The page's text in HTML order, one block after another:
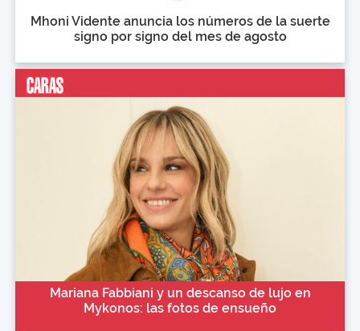
Mhoni Vidente anuncia los números de la suerte
signo por signo del mes de agosto
Mariana Fabbiani y un descanso de lujo en
Mykonos: las fotos de ensueño